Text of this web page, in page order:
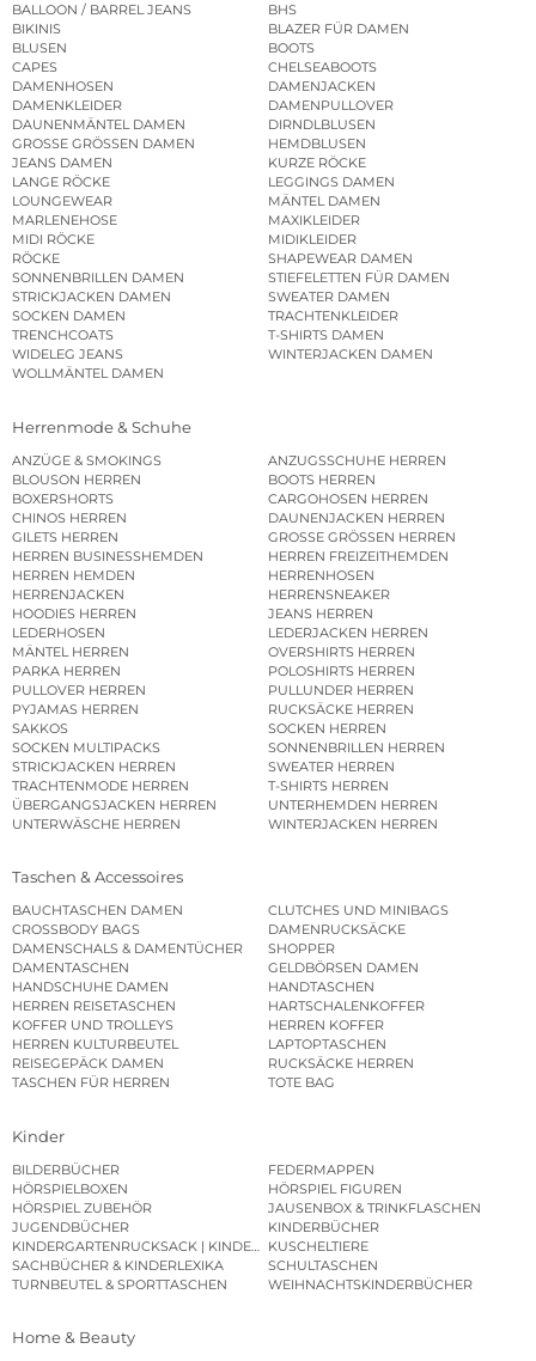
BALLOON / BARREL JEANS
BHS
BIKINIS
BLAZER FÜR DAMEN
BLUSEN
BOOTS
CAPES
CHELSEABOOTS
DAMENHOSEN
DAMENJACKEN
DAMENKLEIDER
DAMENPULLOVER
DAUNENMÄNTEL DAMEN
DIRNDLBLUSEN
GROSSE GRÖSSEN DAMEN
HEMDBLUSEN
JEANS DAMEN
KURZE RÖCKE
LANGE RÖCKE
LEGGINGS DAMEN
LOUNGEWEAR
MÄNTEL DAMEN
MARLENEHOSE
MAXIKLEIDER
MIDI RÖCKE
MIDIKLEIDER
RÖCKE
SHAPEWEAR DAMEN
SONNENBRILLEN DAMEN
STIEFELETTEN FÜR DAMEN
STRICKJACKEN DAMEN
SWEATER DAMEN
SOCKEN DAMEN
TRACHTENKLEIDER
TRENCHCOATS
T-SHIRTS DAMEN
WIDELEG JEANS
WINTERJACKEN DAMEN
WOLLMÄNTEL DAMEN
Herrenmode & Schuhe
ANZÜGE & SMOKINGS
ANZUGSSCHUHE HERREN
BLOUSON HERREN
BOOTS HERREN
BOXERSHORTS
CARGOHOSEN HERREN
CHINOS HERREN
DAUNENJACKEN HERREN
GILETS HERREN
GROSSE GRÖSSEN HERREN
HERREN BUSINESSHEMDEN
HERREN FREIZEITHEMDEN
HERREN HEMDEN
HERRENHOSEN
HERRENJACKEN
HERRENSNEAKER
HOODIES HERREN
JEANS HERREN
LEDERHOSEN
LEDERJACKEN HERREN
MÄNTEL HERREN
OVERSHIRTS HERREN
PARKA HERREN
POLOSHIRTS HERREN
PULLOVER HERREN
PULLUNDER HERREN
PYJAMAS HERREN
RUCKSÄCKE HERREN
SAKKOS
SOCKEN HERREN
SOCKEN MULTIPACKS
SONNENBRILLEN HERREN
STRICKJACKEN HERREN
SWEATER HERREN
TRACHTENMODE HERREN
T-SHIRTS HERREN
ÜBERGANGSJACKEN HERREN
UNTERHEMDEN HERREN
UNTERWÄSCHE HERREN
WINTERJACKEN HERREN
Taschen & Accessoires
BAUCHTASCHEN DAMEN
CLUTCHES UND MINIBAGS
CROSSBODY BAGS
DAMENRUCKSÄCKE
DAMENSCHALS & DAMENTÜCHER
SHOPPER
DAMENTASCHEN
GELDBÖRSEN DAMEN
HANDSCHUHE DAMEN
HANDTASCHEN
HERREN REISETASCHEN
HARTSCHALENKOFFER
KOFFER UND TROLLEYS
HERREN KOFFER
HERREN KULTURBEUTEL
LAPTOPTASCHEN
REISEGEPÄCK DAMEN
RUCKSÄCKE HERREN
TASCHEN FÜR HERREN
TOTE BAG
Kinder
BILDERBÜCHER
FEDERMAPPEN
HÖRSPIELBOXEN
HÖRSPIEL FIGUREN
HÖRSPIEL ZUBEHÖR
JAUSENBOX & TRINKFLASCHEN
JUGENDBÜCHER
KINDERBÜCHER
KINDERGARTENRUCKSACK | KINDERGARTENBEUTEL
KUSCHELTIERE
SACHBÜCHER & KINDERLEXIKA
SCHULTASCHEN
TURNBEUTEL & SPORTTASCHEN
WEIHNACHTSKINDERBÜCHER
Home & Beauty